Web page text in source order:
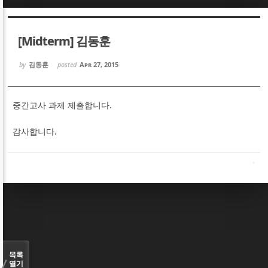
[Midterm] 김동훈
by 김동훈 posted Apr 27, 2015
중간고사 과제 제출합니다.
감사합니다.
목록
열기
Sketchbook5, 스케치북5
Sketchbook5, 스케치북5
Sketchbook5, 스케치북5
Sketchbook5, 스케치북5